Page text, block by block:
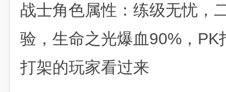
战士角色属性：练级无忧，
验，生命之光爆血90%，
打架的玩家看过来